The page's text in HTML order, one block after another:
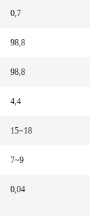
0,7
98,8
98,8
4,4
15~18
7~9
0,04